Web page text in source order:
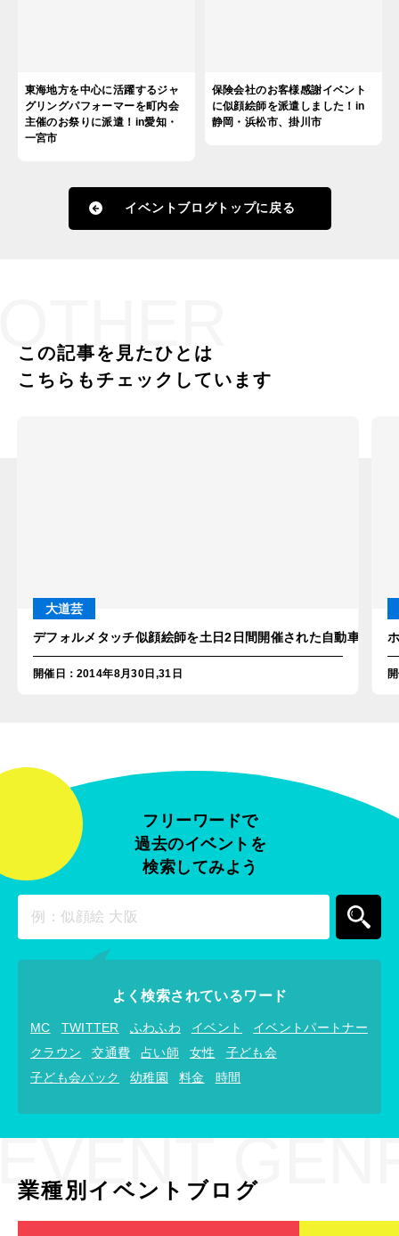
東海地方を中心に活躍するジャ
グリングパフォーマーを町内会
主催のお祭りに派遣！in愛知・
一宮市
保険会社のお客様感謝イベント
に似顔絵師を派遣しました！in
静岡・浜松市、掛川市
イベントブログトップに戻る
この記事を見たひとは
こちらもチェックしています
大道芸
デフォルメタッチ似顔絵師を土日2日間開催された自動車ディ
開催日 ：2014年8月30日,31日
フリーワードで
過去のイベントを
検索してみよう
よく検索されているワード
MC TWITTER ふわふわ イベント
イベントパートナー
クラウン
交通費 占い師 女性
子ども会
子ども会パック
幼稚園 料金 時間
業種別イベントブログ